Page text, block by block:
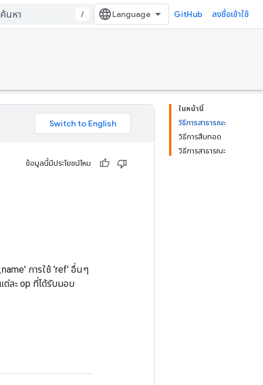
/ GitHub ลงชื่อเข้าใช้
ในหน้านี้
วิธีการสาธารณะ
วิธีการสืบทอด
วิธีการสาธารณะ
ข้อมูลนี้มีประโยชน์ไหม
การใช้ 'ref' อื่นๆ
ต่ละ op ที่ได้รับมอบ